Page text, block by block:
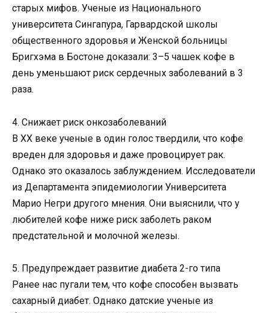
старых мифов. Ученые из Национального
университета Сингапура, Гарвардской школы
общественного здоровья и Женской больницы
Бригхэма в Бостоне доказали: 3–5 чашек кофе в
день уменьшают риск сердечных заболеваний в 3
раза.
4. Снижает риск онкозаболеваний
В ХХ веке ученые в один голос твердили, что кофе
вреден для здоровья и даже провоцирует рак.
Однако это оказалось заблуждением. Исследователи
из Департамента эпидемиологии Университета
Марио Негри другого мнения. Они выяснили, что у
любителей кофе ниже риск заболеть раком
предстательной и молочной железы.
5. Предупреждает развитие диабета 2-го типа
Ранее нас пугали тем, что кофе способен вызвать
сахарный диабет. Однако датские ученые из